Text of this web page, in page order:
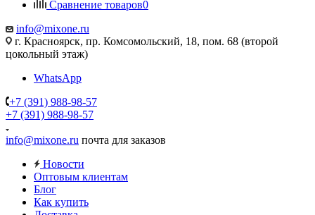
Сравнение товаров0
info@mixone.ru
г. Красноярск, пр. Комсомольский, 18, пом. 68 (второй
цокольный этаж)
WhatsApp
+7 (391) 988-98-57
+7 (391) 988-98-57
info@mixone.ru почта для заказов
Новости
Оптовым клиентам
Блог
Как купить